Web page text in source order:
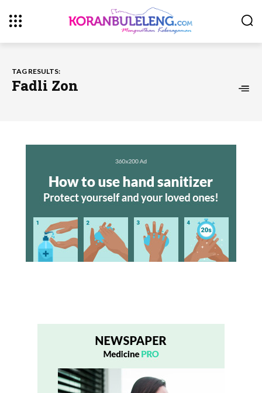
TAG RESULTS:
Fadli Zon